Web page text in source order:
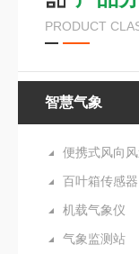
PRODUCT
智慧气象
便携式风向
百叶箱传感器
机载气象仪
气象监测站